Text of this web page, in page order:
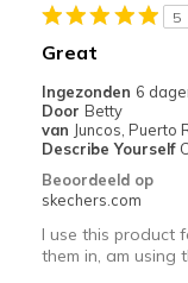
5
Great
Ingezonden 6
Door Betty
van Juncos, Puerto
Describe Yourself
Beoordeeld op
skechers.com
I use this product
them in, am using